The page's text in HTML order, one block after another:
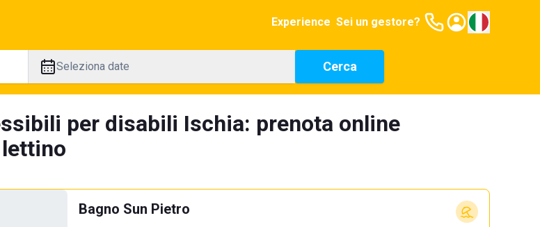
Experience Sei un gestore?
Seleziona date Cerca
per disabili Ischia: prenota online
Bagno Sun Pietro